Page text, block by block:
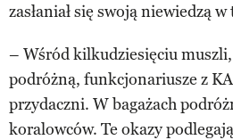
zasłaniał się swoją niewiedzą
– Wśród kilkudziesięciu
podróżną, funkcjonariusze z
przydaczni. W bagażach
koralowców. Te okazy